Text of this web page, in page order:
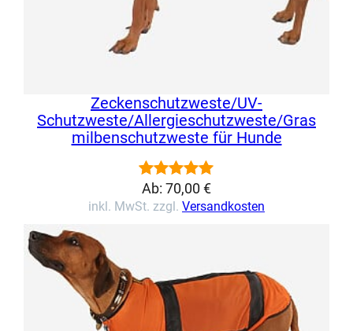
Zeckenschutzweste/UV-
Schutzweste/Allergieschutzweste/Gras
milbenschutzweste für Hunde
Bewertet
mit5.00
auf
2
Kundenbewertungen
Ab: 70,00 €
inkl. MwSt. zzgl. Versandkosten